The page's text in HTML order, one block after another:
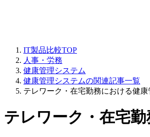
IT製品比較TOP
人事・労務
健康管理システム
健康管理システムの関連記事一覧
テレワーク・在宅勤務における健
テレワーク・在宅